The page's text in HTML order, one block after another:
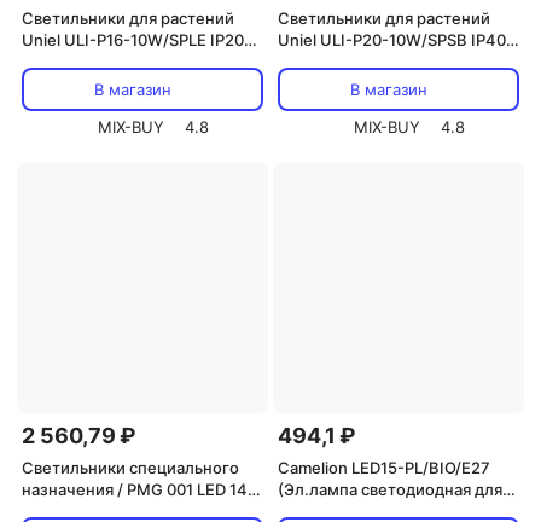
Светильники для растений
Uniel ULI-P16-10W/SPLE IP20
В магазин
MIX-BUY
4.8
Светильники для растений
Uniel ULI-P20-10W/SPSB IP40
В магазин
MIX-BUY
4.8
2 560,79 ₽
Светильники специального
назначения / PMG 001 LED 14w
494,1 ₽
Camelion LED15-PL/BIO/E27
(Эл.лампа светодиодная для